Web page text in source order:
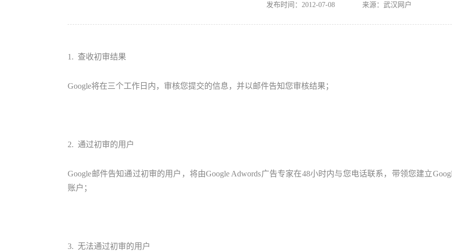
发布时间：2012-07-08 来源：武汉网户
1. 查收初审结果
Google将在三个工作日内，审核您提交的信息，并以邮件告知您审核结果；
2. 通过初审的用户
Google邮件告知通过初审的用户，将由Google Adwords广告专家在48小时内与您电话联系，带领您建立
账户；
3. 无法通过初审的用户